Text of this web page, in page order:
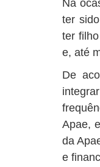
Na
ter
ter
e, até
De
Apae,
da
e